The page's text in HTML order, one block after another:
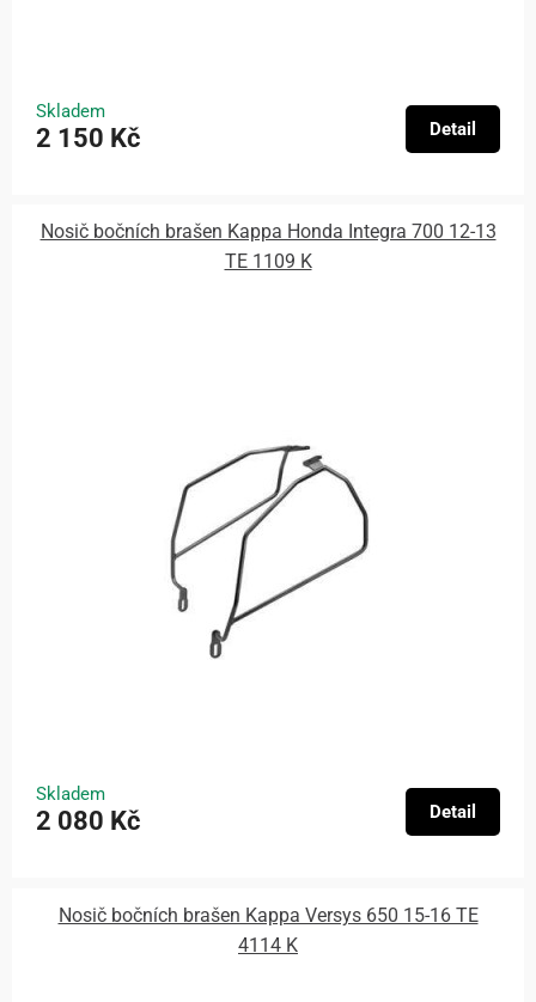
Skladem
2 150 Kč Detail
Nosič bočních brašen Kappa Honda Integra 700 12-13
TE 1109 K
Skladem
2 080 Kč Detail
Nosič bočních brašen Kappa Versys 650 15-16 TE
4114 K